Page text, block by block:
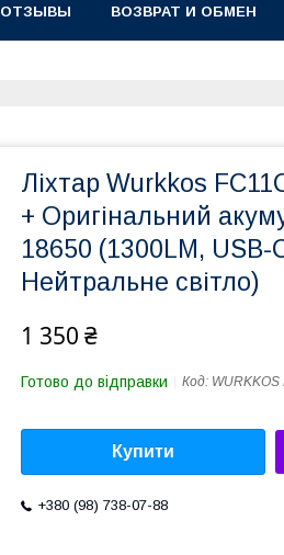
ОТЗЫВЫ ВОЗВРАТ И ОБМЕН
Ліхтар Wurkkos
+ Оригінальний
18650 (1300LM, USB-
Нейтральне світло)
1 350 ₴
Готово до відправки Код:
Купити
+380 (98) 738-07-88